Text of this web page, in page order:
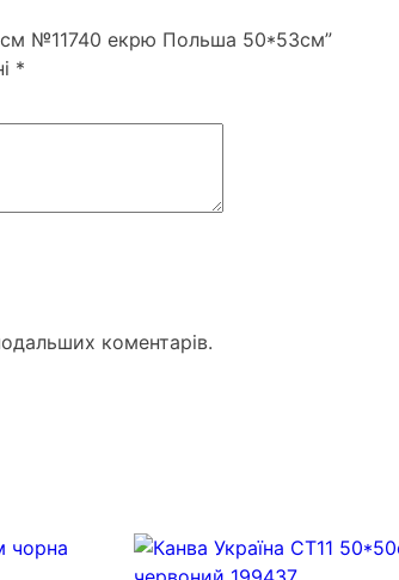
№11740 екрю Польша 50*53см”
*
коментарів.